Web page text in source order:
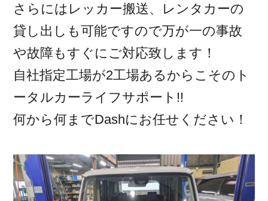
さらにはレッカー搬送、レンタカーの
貸し出しも可能ですので万が一の事故
や故障もすぐにご対応致します！
自社指定工場が2工場あるからこそのト
ータルカーライフサポート!!
何から何までDashにお任せください！